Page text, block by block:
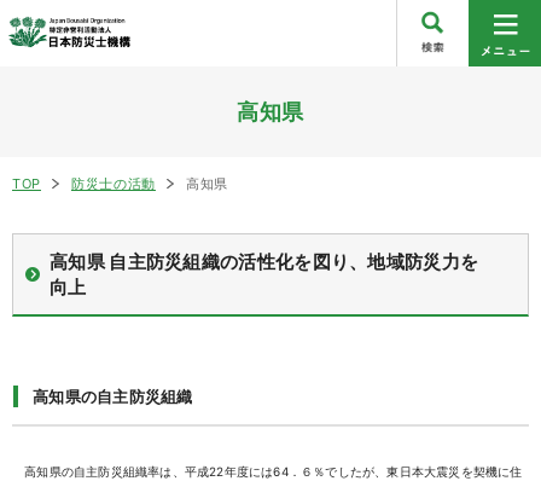
高知県
TOP 防災士の活動 高知県
高知県 自主防災組織の活性化を図り、地域防災力を
向上
高知県の自主防災組織
高知県の自主防災組織率は、平成22年度には64．６％でしたが、東日本大震災を契機に住